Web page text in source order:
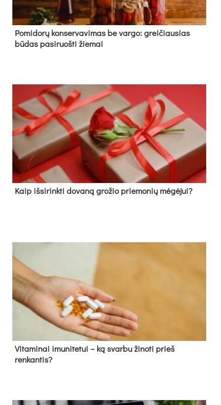
Pomidorų konservavimas be vargo: greičiausias
būdas pasiruošti žiemai
Kaip išsirinkti dovaną grožio priemonių mėgėjui?
Vitaminai imunitetui – ką svarbu žinoti prieš
renkantis?